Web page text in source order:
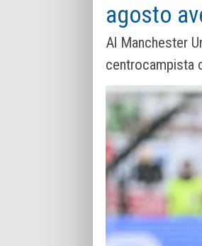
agosto
Al Manchester
centrocampista